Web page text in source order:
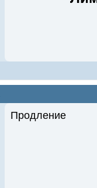
Продление